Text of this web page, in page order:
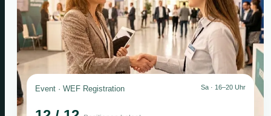
Event · WEF Registration Sa · 16–20 Uhr